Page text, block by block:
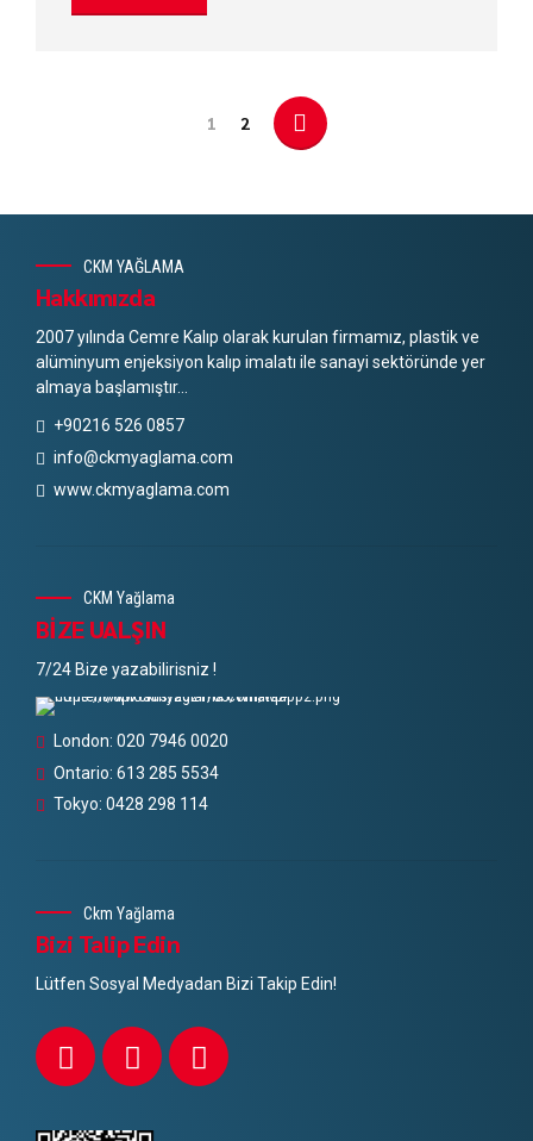
1 2
CKM YAĞLAMA
Hakkımızda
2007 yılında Cemre Kalıp olarak kurulan firmamız, plastik ve
alüminyum enjeksiyon kalıp imalatı ile sanayi sektöründe yer
almaya başlamıştır...
+90216 526 0857
info@ckmyaglama.com
www.ckmyaglama.com
CKM Yağlama
BİZE UALŞIN
7/24 Bize yazabilirisniz !
London: 020 7946 0020
Ontario: 613 285 5534
Tokyo: 0428 298 114
Ckm Yağlama
Bizi Talip Edin
Lütfen Sosyal Medyadan Bizi Takip Edin!